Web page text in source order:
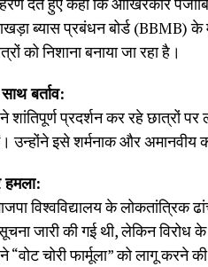
देते हुए कहा कि आखिरकार
ब्यास प्रबंधन बोर्ड (BBMB)
को निशाना बनाया जा रहा है।
बर्ताव:
शांतिपूर्ण प्रदर्शन कर रहे छात्रों
उन्होंने इसे शर्मनाक और अमानवीय
हमला:
विश्वविद्यालय के लोकतांत्रिक
जारी की गई थी, लेकिन विरोध
चोरी फार्मूला” को लागू करने